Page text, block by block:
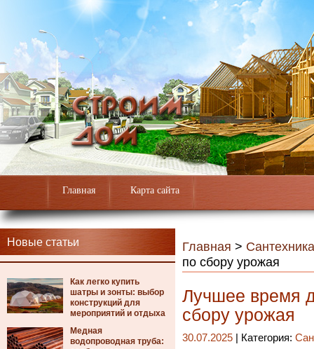
Главная Карта сайта
Новые статьи
Как легко купить
шатры и зонты: выбор
конструкций для
мероприятий и отдыха
Медная
водопроводная труба:
Главная > Сантехника
по сбору урожая
Лучшее время
сбору урожая
30.07.2025 | Категория: